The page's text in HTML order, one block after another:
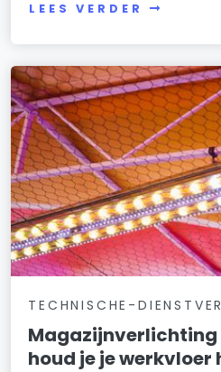
LEES VERDER
TECHNISCHE-
Magazijnverlichting
houd je je werkvloer